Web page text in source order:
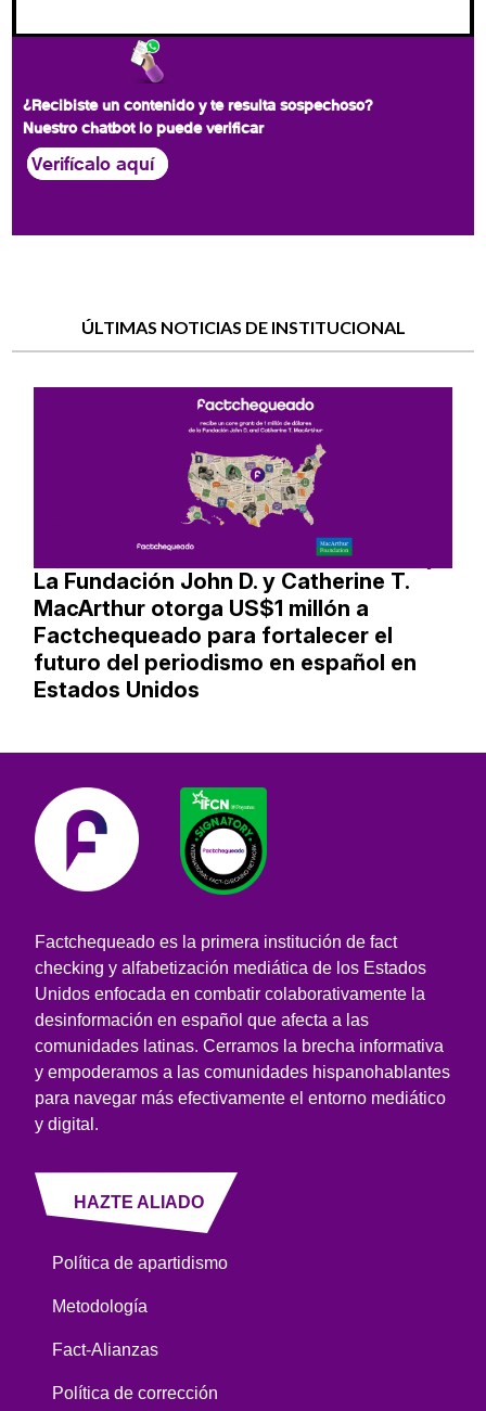
¿Recibiste un contenido y te resulta sospechoso?
Nuestro chatbot lo puede verificar
Verifícalo aquí
ÚLTIMAS NOTICIAS DE INSTITUCIONAL
La Fundación John D. y Catherine T.
MacArthur otorga US$1 millón a
Factchequeado para fortalecer el
futuro del periodismo en español en
Estados Unidos
Factchequeado es la primera institución de fact
checking y alfabetización mediática de los Estados
Unidos enfocada en combatir colaborativamente la
desinformación en español que afecta a las
comunidades latinas. Cerramos la brecha informativa
y empoderamos a las comunidades hispanohablantes
para navegar más efectivamente el entorno mediático
y digital.
HAZTE ALIADO
Política de apartidismo
Metodología
Fact-Alianzas
Política de corrección